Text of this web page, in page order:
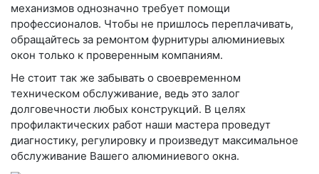
механизмов однозначно требует помощи
профессионалов. Чтобы не пришлось переплачивать,
обращайтесь за ремонтом фурнитуры алюминиевых
окон только к проверенным компаниям.
Не стоит так же забывать о своевременном
техническом обслуживание, ведь это залог
долговечности любых конструкций. В целях
профилактических работ наши мастера проведут
диагностику, регулировку и произведут максимальное
обслуживание Вашего алюминиевого окна.